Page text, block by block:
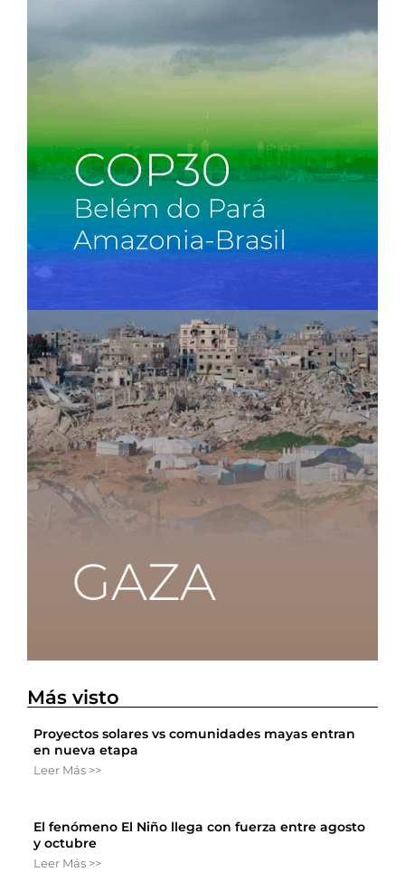
Más visto
Proyectos solares vs comunidades mayas entran
en nueva etapa
Leer Más >>
El fenómeno El Niño llega con fuerza entre agosto
y octubre
Leer Más >>